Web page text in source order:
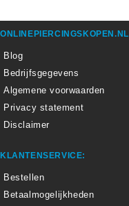
ONLINEPIERCINGSKOPEN.NL
Blog
Bedrijfsgegevens
Algemene voorwaarden
Privacy statement
Disclaimer
KLANTENSERVICE:
Bestellen
Betaalmogelijkheden